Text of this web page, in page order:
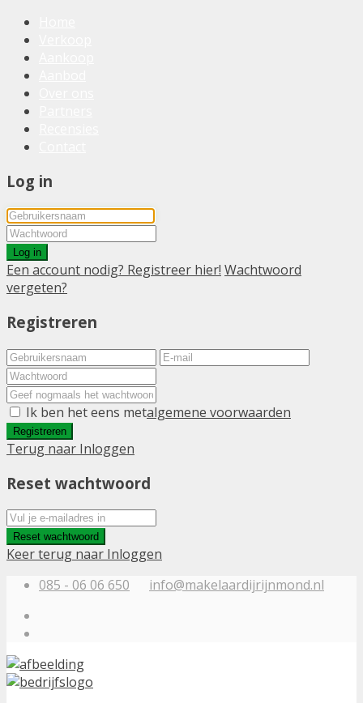
Log in
Log in
Een account nodig? Registreer hier! Wachtwoord
vergeten?
Registreren
Ik ben het eens metalgemene voorwaarden
Registreren
Terug naar Inloggen
Reset wachtwoord
Reset wachtwoord
Keer terug naar Inloggen
085 - 06 06 650
info@makelaardijrijnmond.nl